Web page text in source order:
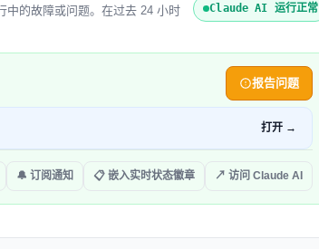
中的故障或问题。在过去 24 小时
Claude AI 运行正常
报告问题
打开 →
🔔 订阅通知 📋 嵌入实时状态徽章 ↗ 访问 Claude AI